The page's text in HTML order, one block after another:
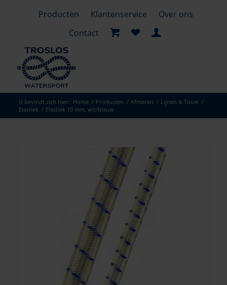
Producten Klantenservice
Over ons
Contact
U bevindt zich hier: Home / Producten / Afmeren / Lijnen & Touw /
Elastiek / Elastiek 10 mm, wit/blauw